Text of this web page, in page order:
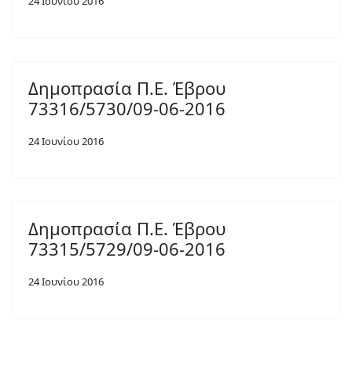
Δημοπρασία Π.Ε. Έβρου
73316/5730/09-06-2016
24 Ιουνίου 2016
Δημοπρασία Π.Ε. Έβρου
73315/5729/09-06-2016
24 Ιουνίου 2016